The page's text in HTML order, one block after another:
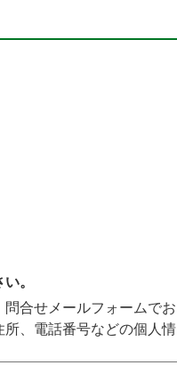
。
合せメールフォームでお
、電話番号などの個人情